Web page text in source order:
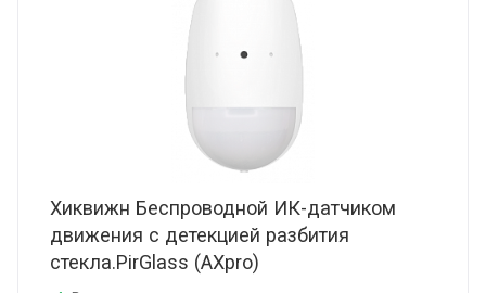
Хиквижн Беспроводной ИК-датчиком
движения с детекцией разбития
стекла.PirGlass (AXpro)